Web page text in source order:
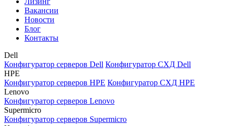
Вакансии
Новости
Блог
Контакты
Dell
Конфигуратор серверов Dell Конфигуратор СХД Dell
HPE
Конфигуратор серверов HPE Конфигуратор СХД HPE
Lenovo
Конфигуратор серверов Lenovo
Supermicro
Конфигуратор серверов Supermicro